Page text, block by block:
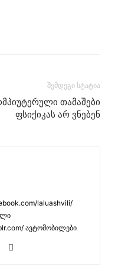
შემდეგი სტატია
თამაშები
ფსიქიკას არ ვნებენ
laluashvili/
ავტომობილები